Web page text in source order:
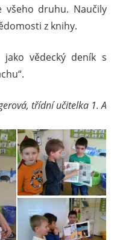
všeho druhu. Naučily
z knihy.
vědecký deník s
třídní učitelka 1. A